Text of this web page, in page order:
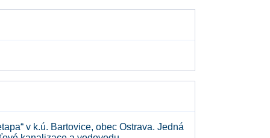
v k.ú. Bartovice, obec Ostrava. Jedná